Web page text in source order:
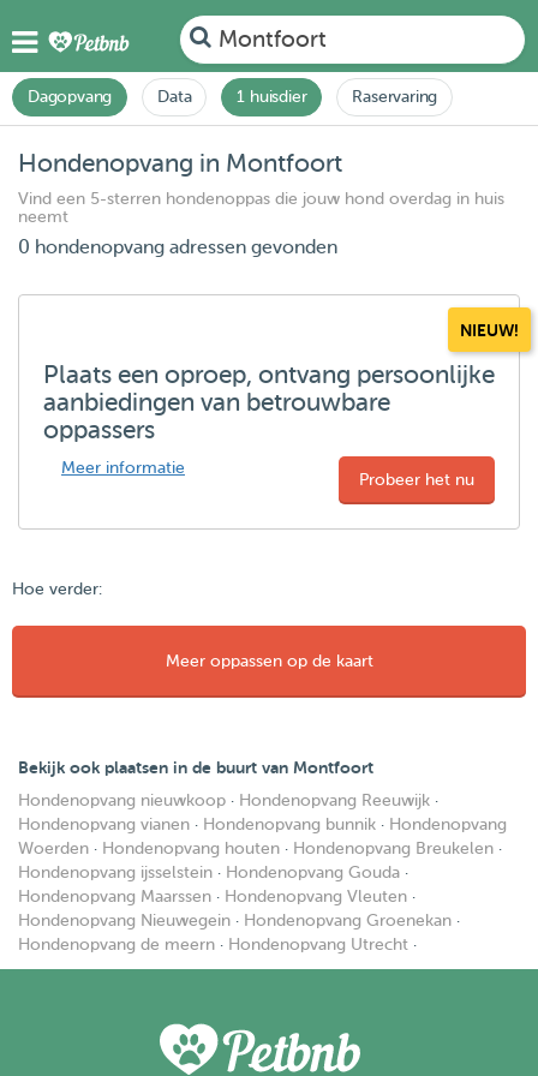
Montfoort
Dagopvang Data 1 huisdier Raservaring
Hondenopvang in Montfoort
Vind een 5-sterren hondenoppas die jouw hond overdag in huis
neemt
0 hondenopvang adressen gevonden
NIEUW!
Plaats een oproep, ontvang persoonlijke
aanbiedingen van betrouwbare
oppassers
Meer informatie
Probeer het nu
Hoe verder:
Meer oppassen op de kaart
Bekijk ook plaatsen in de buurt van Montfoort
Hondenopvang nieuwkoop · Hondenopvang Reeuwijk ·
Hondenopvang vianen · Hondenopvang bunnik · Hondenopvang
Woerden · Hondenopvang houten · Hondenopvang Breukelen ·
Hondenopvang ijsselstein · Hondenopvang Gouda ·
Hondenopvang Maarssen · Hondenopvang Vleuten ·
Hondenopvang Nieuwegein · Hondenopvang Groenekan ·
Hondenopvang de meern · Hondenopvang Utrecht ·